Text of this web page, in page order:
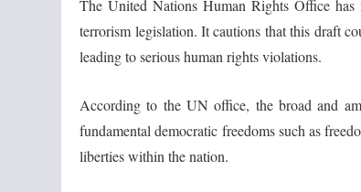
The United Nations Human Rights Office
terrorism legislation. It cautions that this draft
leading to serious human rights violations.
According to the UN office, the broad and
fundamental democratic freedoms such as
liberties within the nation.